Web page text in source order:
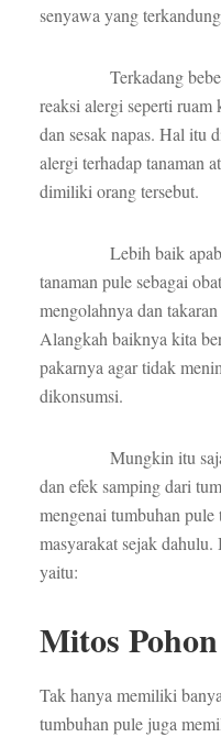
senyawa yang
Terkadang
reaksi alergi seperti
dan sesak napas. Hal itu
alergi terhadap tanaman
dimiliki orang tersebut.
Lebih baik apabila
tanaman pule sebagai
mengolahnya dan
Alangkah baiknya kita
pakarnya agar tidak
dikonsumsi.
Mungkin itu saja
dan efek samping dari
mengenai tumbuhan pule
masyarakat sejak
yaitu:
Mitos
Tak hanya memiliki
tumbuhan pule juga